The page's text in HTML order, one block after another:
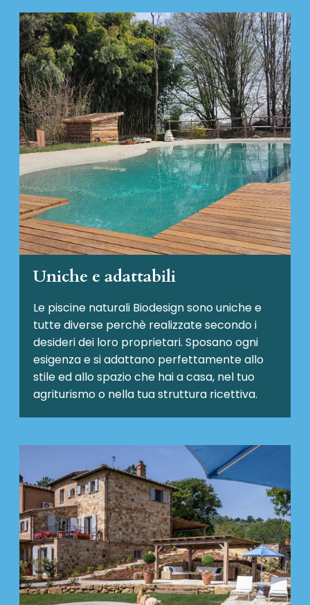
Uniche e adattabili
Le piscine naturali Biodesignsono uniche e
tutte diverse perchè realizzate secondo i
desideri dei loro proprietari. Sposano ogni
esigenza e si adattano perfettamente allo
stile ed allo spazio che hai a casa, nel tuo
agriturismo o nella tua struttura ricettiva.